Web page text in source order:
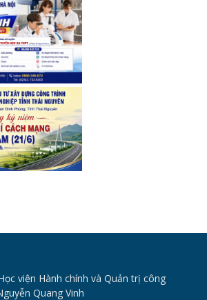
viện Hành chính và Quản trị công
Quang Vinh